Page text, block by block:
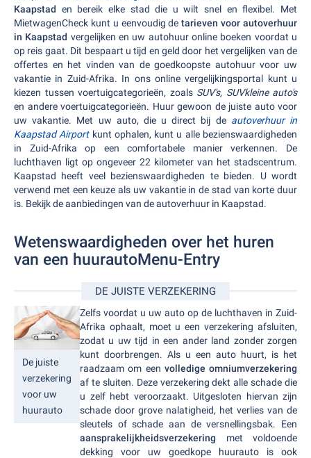
Kaapstad en bereik elke stad die u wilt snel en flexibel. Met
MietwagenCheck kunt u eenvoudig detarieven voor autoverhuur
in Kaapstad vergelijken en uw autohuur online boeken voordat u
op reis gaat. Dit bespaart u tijd en geld door het vergelijken van de
offertes en het vinden van de goedkoopste autohuur voor uw
vakantie in Zuid-Afrika. In ons online vergelijkingsportal kunt u
kiezen tussen voertuigcategorieën, zoals SUV's, SUVkleine auto's
en andere voertuigcategorieën. Huur gewoon de juiste auto voor
uw vakantie. Met uw auto, die u direct bij de autoverhuur in
Kaapstad Airport kunt ophalen, kunt u alle bezienswaardigheden
in Zuid-Afrika op een comfortabele manier verkennen. De
luchthaven ligt op ongeveer 22 kilometer van het stadscentrum.
Kaapstad heeft veel bezienswaardigheden te bieden. U wordt
verwend met een keuze als uw vakantie in de stad van korte duur
is. Bekijk de aanbiedingen van de autoverhuur in Kaapstad.
Wetenswaardigheden over het huren
van een huurautoMenu-Entry
DE JUISTE VERZEKERING
De juiste
verzekering
voor uw
huurauto
Zelfs voordat u uw auto op de luchthaven in Zuid-
Afrika ophaalt, moet u een verzekering afsluiten,
zodat u uw tijd in een ander land zonder zorgen
kunt doorbrengen. Als u een auto huurt, is het
raadzaam om een volledige omniumverzekering
af te sluiten. Deze verzekering dekt alle schade die
u zelf hebt veroorzaakt. Uitgesloten hiervan zijn
schade door grove nalatigheid, het verlies van de
sleutels of schade aan de versnellingsbak. Een
aansprakelijkheidsverzekering met voldoende
dekking voor uw goedkope huurauto is ook